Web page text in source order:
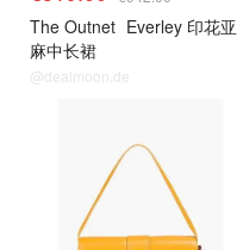
The Outnet Everley 印花亚
麻中长裙
@dealmoon.de